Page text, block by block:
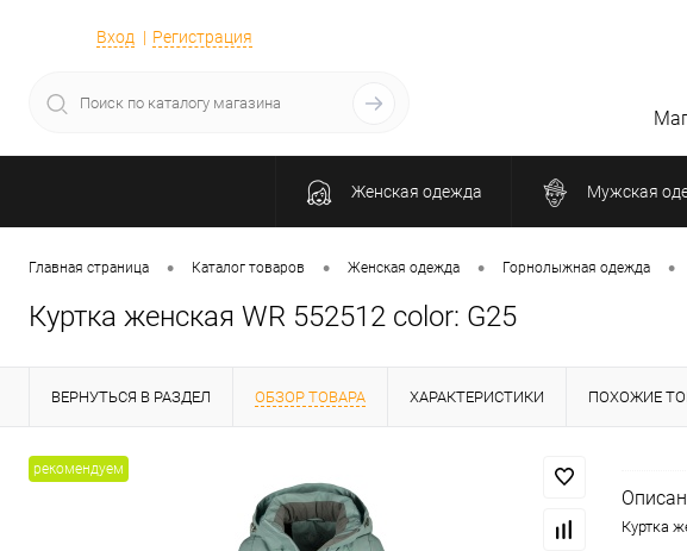
Вход Регистрация
Женская одежда Мужская
Главная страница • Каталог товаров • Женская одежда • Горнолыжная одежда •
Куртка женская WR 552512 color: G25
ВЕРНУТЬСЯ В РАЗДЕЛ ОБЗОР ТОВАРА ХАРАКТЕРИСТИКИ ПОХОЖИЕ
рекомендуем
Куртка